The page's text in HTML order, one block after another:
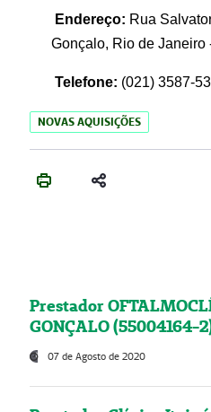
Endereço: Rua
Gonçalo, Rio de Janeiro
Telefone: (021) 3587-
NOVAS AQUISIÇÕES
Prestador
GONÇALO (55004164-
07 de Agosto de 2020